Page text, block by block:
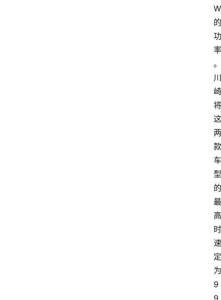
W
的
功
率
。
川
崎
将
这
两
款
车
型
的
最
高
时
速
定
为
9
9